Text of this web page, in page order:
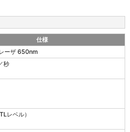
仕様
ーザ 650nm
秒
レベル）